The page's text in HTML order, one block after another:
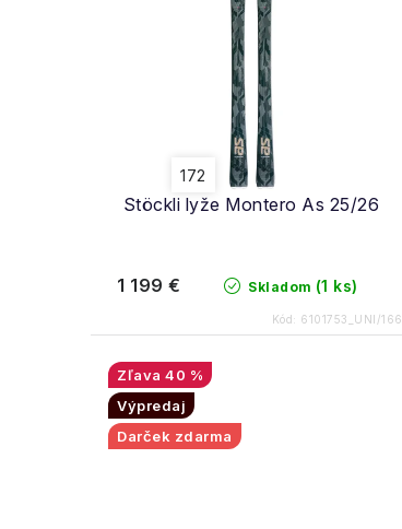
t
o
v
o
v
Stöckli lyže Montero As 25/26
172
Skladom (1 ks)
1 199 €
Kód: 6101753_UNI/166
40 %
Výpredaj
Darček zdarma